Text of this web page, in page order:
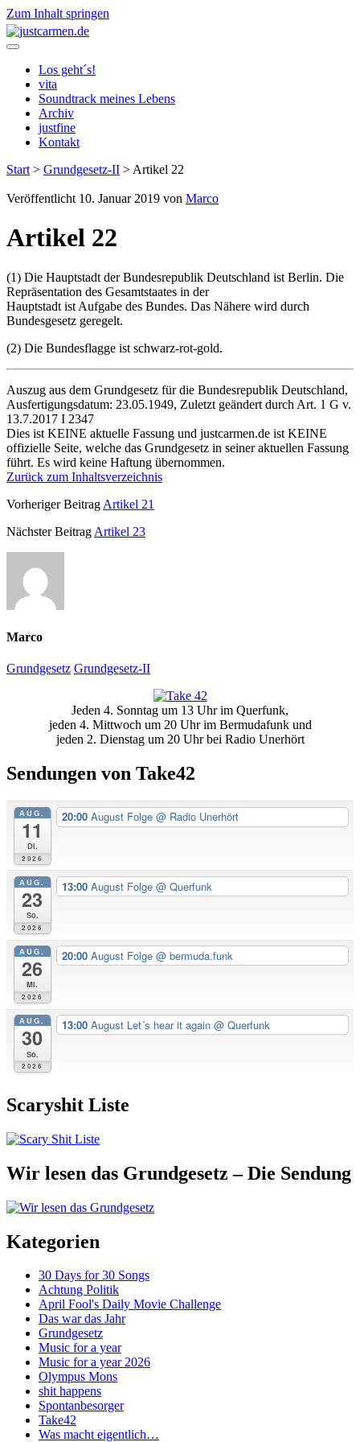
Zum Inhalt springen
justcarmen.de
Los geht´s!
vita
Soundtrack meines Lebens
Archiv
justfine
Kontakt
Start > Grundgesetz-II > Artikel 22
Veröffentlicht 10. Januar 2019 von Marco
Artikel 22
(1) Die Hauptstadt der Bundesrepublik Deutschland ist Berlin. Die
Repräsentation des Gesamtstaates in der
Hauptstadt ist Aufgabe des Bundes. Das Nähere wird durch
Bundesgesetz geregelt.
(2) Die Bundesflagge ist schwarz-rot-gold.
Auszug aus dem Grundgesetz für die Bundesrepublik Deutschland,
Ausfertigungsdatum: 23.05.1949, Zuletzt geändert durch Art. 1 G v.
13.7.2017 I 2347
Dies ist KEINE aktuelle Fassung und justcarmen.de ist KEINE
offizielle Seite, welche das Grundgesetz in seiner aktuellen Fassung
führt. Es wird keine Haftung übernommen.
Zurück zum Inhaltsverzeichnis
Vorheriger Beitrag Artikel 21
Nächster Beitrag Artikel 23
Marco
Grundgesetz Grundgesetz-II
SeitenleisteJeden 4. Sonntag um 13 Uhr im Querfunk,
jeden 4. Mittwoch um 20 Uhr im Bermudafunk und
jeden 2. Dienstag um 20 Uhr bei Radio Unerhört
Sendungen von Take42
AUG.
11
Di.
2026
20:00 August Folge @ Radio Unerhört
AUG.
23
So.
2026
13:00 August Folge @ Querfunk
AUG.
26
Mi.
2026
20:00 August Folge @ bermuda.funk
AUG.
30
So.
2026
13:00 August Let´s hear it again @ Querfunk
Scaryshit Liste
Wir lesen das Grundgesetz – Die Sendung
Kategorien
30 Days for 30 Songs
Achtung Politik
April Fool's Daily Movie Challenge
Das war das Jahr
Grundgesetz
Music for a year
Music for a year 2026
Olympus Mons
shit happens
Spontanbesorger
Take42
Was macht eigentlich…